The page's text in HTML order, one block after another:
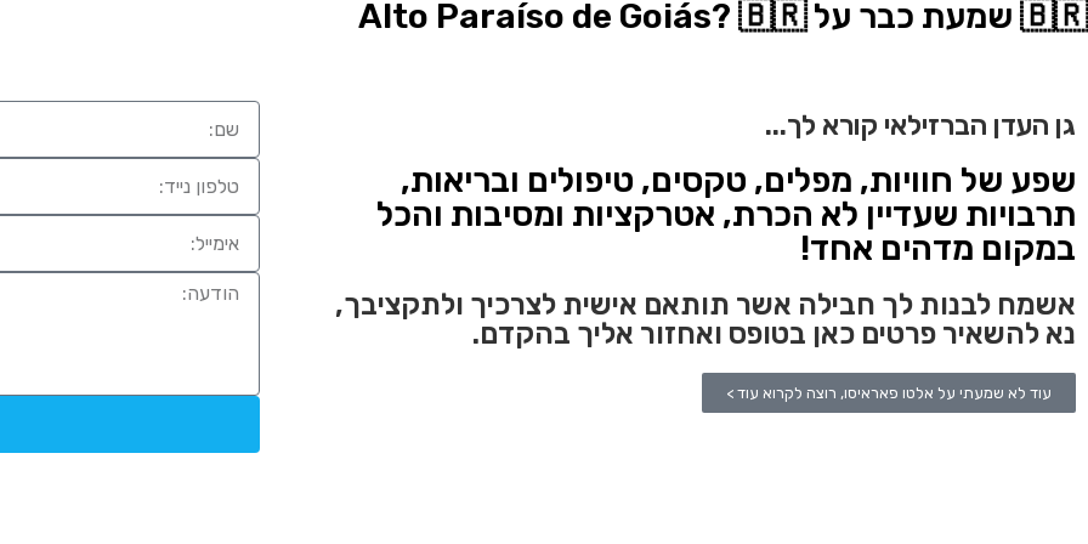
🇧🇷 שמעת כבר על Alto Paraíso de Goiás? 🇧🇷
גן העדן הברזילאי קורא לך...
שפע של חוויות, מפלים, טקסים, טיפולים ובריאות,
תרבויות שעדיין לא הכרת, אטרקציות ומסיבות והכל
במקום מדהים אחד!
אשמח לבנות לך חבילה אשר תותאם אישית לצרכיך ולתקציבך,
נא להשאיר פרטים כאן בטופס ואחזור אליך בהקדם.
עוד לא שמעתי על אלטו פאראיסו, רוצה לקרוא עוד >